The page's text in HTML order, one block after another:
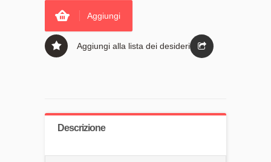
Aggiungi
Aggiungi alla lista dei desideri
Descrizione